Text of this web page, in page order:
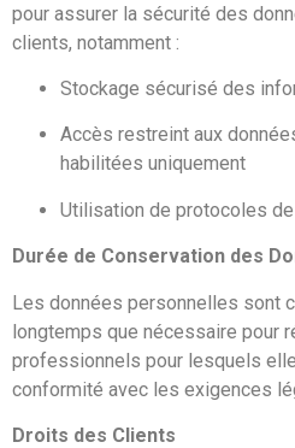
pour assurer la sécurité des
clients, notamment :
Stockage sécurisé des
Accès restreint aux
habilitées uniquement
Utilisation de protocoles
Durée de Conservation des
Les données personnelles sont
longtemps que nécessaire pour
professionnels pour lesquels
conformité avec les exigences
Droits des Clients